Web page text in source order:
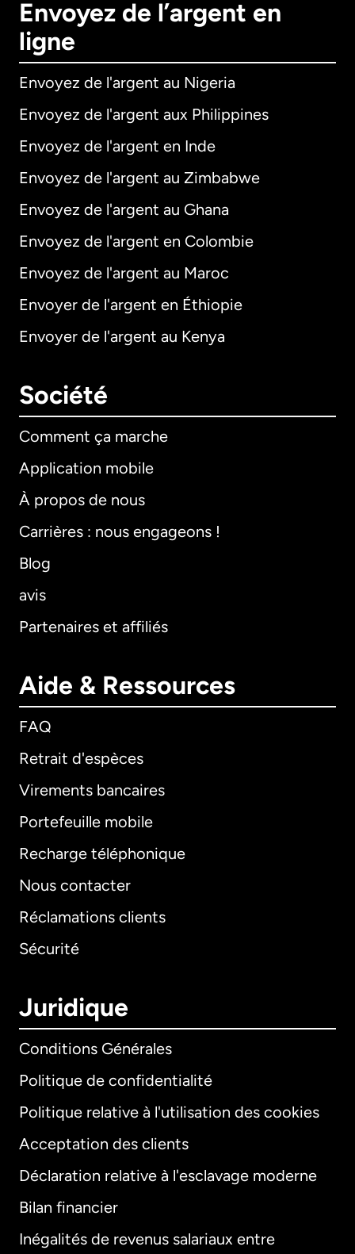
Envoyez de l’argent en
ligne
Envoyez de l'argent au Nigeria
Envoyez de l'argent aux Philippines
Envoyez de l'argent en Inde
Envoyez de l'argent au Zimbabwe
Envoyez de l'argent au Ghana
Envoyez de l'argent en Colombie
Envoyez de l'argent au Maroc
Envoyer de l'argent en Éthiopie
Envoyer de l'argent au Kenya
Société
Comment ça marche
Application mobile
À propos de nous
Carrières : nous engageons !
Blog
avis
Partenaires et affiliés
Aide & Ressources
FAQ
Retrait d'espèces
Virements bancaires
Portefeuille mobile
Recharge téléphonique
Nous contacter
Réclamations clients
Sécurité
Juridique
Conditions Générales
Politique de confidentialité
Politique relative à l'utilisation des cookies
Acceptation des clients
Déclaration relative à l'esclavage moderne
Bilan financier
Inégalités de revenus salariaux entre
International